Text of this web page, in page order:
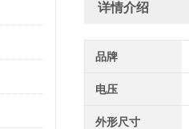
详情介绍
品牌
电压
外形尺寸